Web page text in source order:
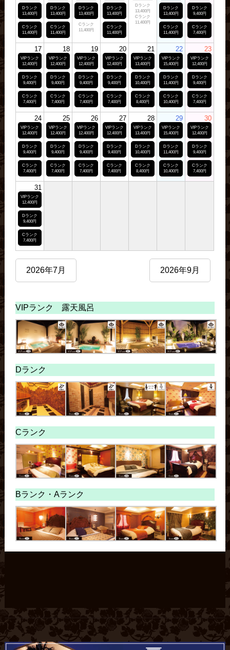
Dランク
13,400円
Cランク
11,400円
Dランク
13,400円
Cランク
11,400円
Dランク
13,400円
Cランク
11,400円
Dランク
13,400円
Cランク
11,400円
Dランク
13,400円
Cランク
11,400円
Dランク
13,400円
Cランク
11,400円
Dランク
9,400円
Cランク
7,400円
17
VIPランク
12,400円
Dランク
9,400円
Cランク
7,400円
18
VIPランク
12,400円
Dランク
9,400円
Cランク
7,400円
19
VIPランク
12,400円
Dランク
9,400円
Cランク
7,400円
20
VIPランク
12,400円
Dランク
9,400円
Cランク
7,400円
21
VIPランク
13,400円
Dランク
10,400円
Cランク
8,400円
22
VIPランク
15,400円
Dランク
11,400円
Cランク
10,400円
23
VIPランク
12,400円
Dランク
9,400円
Cランク
7,400円
24
VIPランク
12,400円
Dランク
9,400円
Cランク
7,400円
25
VIPランク
12,400円
Dランク
9,400円
Cランク
7,400円
26
VIPランク
12,400円
Dランク
9,400円
Cランク
7,400円
27
VIPランク
12,400円
Dランク
9,400円
Cランク
7,400円
28
VIPランク
13,400円
Dランク
10,400円
Cランク
8,400円
29
VIPランク
15,400円
Dランク
11,400円
Cランク
10,400円
30
VIPランク
12,400円
Dランク
9,400円
Cランク
7,400円
31
VIPランク
12,400円
Dランク
9,400円
Cランク
7,400円
2026年7月 2026年9月
VIPランク 露天風呂
Dランク
Cランク
Bランク・Aランク